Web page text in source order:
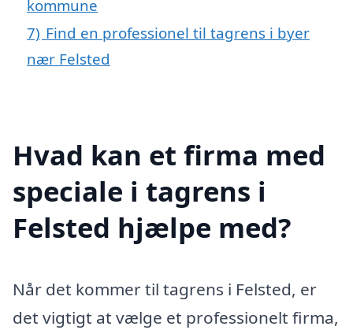
kommune
7) Find en professionel til tagrens i byer
nær Felsted
Hvad kan et firma med
speciale i tagrens i
Felsted hjælpe med?
Når det kommer til tagrens i Felsted, er
det vigtigt at vælge et professionelt firma,